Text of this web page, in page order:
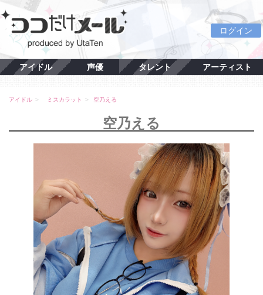
ログイン
アイドル 声優 タレント アーティスト
アイドル ミスカラット 空乃える
空乃える